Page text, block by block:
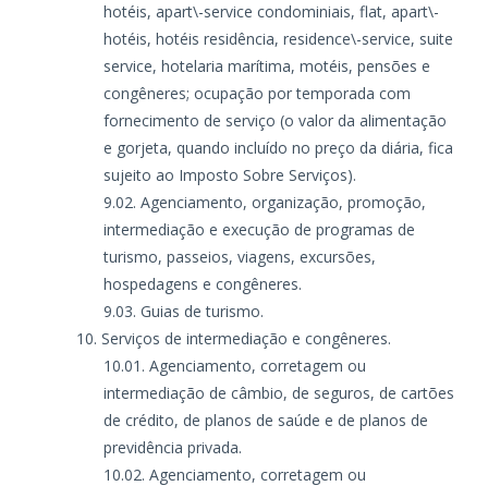
hotéis, apart\-service condominiais, flat, apart\-
hotéis, hotéis residência, residence\-service, suite
service, hotelaria marítima, motéis, pensões e
congêneres; ocupação por temporada com
fornecimento de serviço (o valor da alimentação
e gorjeta, quando incluído no preço da diária, fica
sujeito ao Imposto Sobre Serviços).
Agenciamento, organização, promoção,
intermediação e execução de programas de
turismo, passeios, viagens, excursões,
hospedagens e congêneres.
Guias de turismo.
Serviços de intermediação e congêneres.
Agenciamento, corretagem ou
intermediação de câmbio, de seguros, de cartões
de crédito, de planos de saúde e de planos de
previdência privada.
Agenciamento, corretagem ou